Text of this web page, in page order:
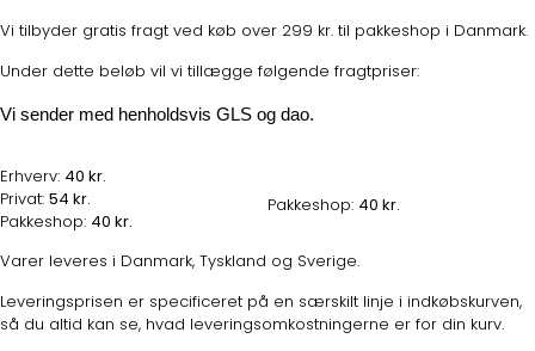
Vi tilbyder gratis fragt ved køb over 299 kr. til pakkeshop i Danmark.
Under dette beløb vil vi tillægge følgende fragtpriser:
Vi sender med henholdsvis GLS og dao.
Erhverv: 40 kr.
Privat: 54 kr.
Pakkeshop: 40 kr.
Pakkeshop: 40 kr.
Varer leveres i Danmark, Tyskland og Sverige.
Leveringsprisen er specificeret på en særskilt linje i indkøbskurven,
så du altid kan se, hvad leveringsomkostningerne er for din kurv.